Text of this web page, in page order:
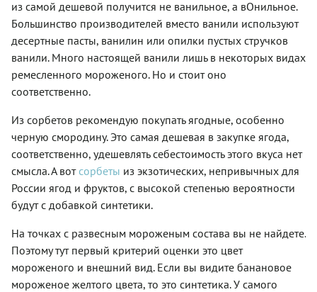
из самой дешевой получится не ванильное, а вОнильное.
Большинство производителей вместо ванили используют
десертные пасты, ванилин или опилки пустых стручков
ванили. Много настоящей ванили лишь в некоторых видах
ремесленного мороженого. Но и стоит оно
соответственно.
Из сорбетов рекомендую покупать ягодные, особенно
черную смородину. Это самая дешевая в закупке ягода,
соответственно, удешевлять себестоимость этого вкуса нет
смысла. А вот сорбеты из экзотических, непривычных для
России ягод и фруктов, с высокой степенью вероятности
будут с добавкой синтетики.
На точках с развесным мороженым состава вы не найдете.
Поэтому тут первый критерий оценки это цвет
мороженого и внешний вид. Если вы видите банановое
мороженое желтого цвета, то это синтетика. У самого